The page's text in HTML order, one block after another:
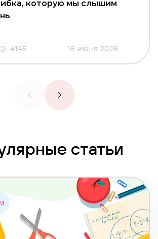
которую мы слышим
4145 18 июня 2026
статьи